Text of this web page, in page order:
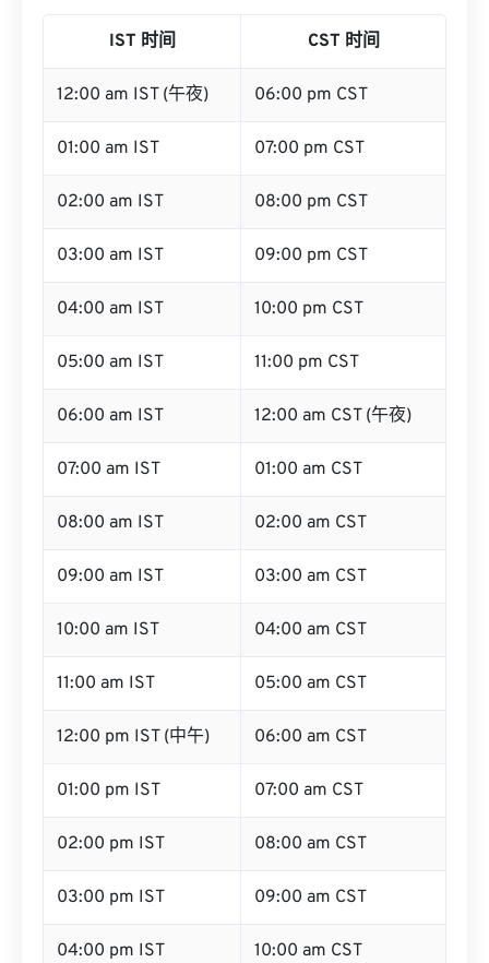
IST 时间 CST 时间
12:00 am IST (午夜) 06:00 pm CST
01:00 am IST 07:00 pm CST
02:00 am IST 08:00 pm CST
03:00 am IST 09:00 pm CST
04:00 am IST 10:00 pm CST
05:00 am IST 11:00 pm CST
06:00 am IST 12:00 am CST (午夜)
07:00 am IST 01:00 am CST
08:00 am IST 02:00 am CST
09:00 am IST 03:00 am CST
10:00 am IST 04:00 am CST
11:00 am IST 05:00 am CST
12:00 pm IST (中午) 06:00 am CST
01:00 pm IST 07:00 am CST
02:00 pm IST 08:00 am CST
03:00 pm IST 09:00 am CST
04:00 pm IST 10:00 am CST